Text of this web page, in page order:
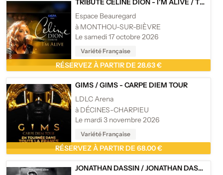
TRIBUTE CELINE DION - I'M ALIVE /TRIBUTE CÉLINE DION - I'M ALIVE
Espace Beauregard
à MONTHOU-SUR-BIÈVRE
Le samedi 17 octobre 2026
Variété Française
RÉSERVEZ À PARTIR DE 28.63 €
GIMS /GIMS - CARPE DIEM TOUR
LDLC Arena
à DÉCINES-CHARPIEU
Le mardi 3 novembre 2026
Variété Française
RÉSERVEZ À PARTIR DE 68.00 €
JONATHAN DASSIN /JONATHAN DASSIN